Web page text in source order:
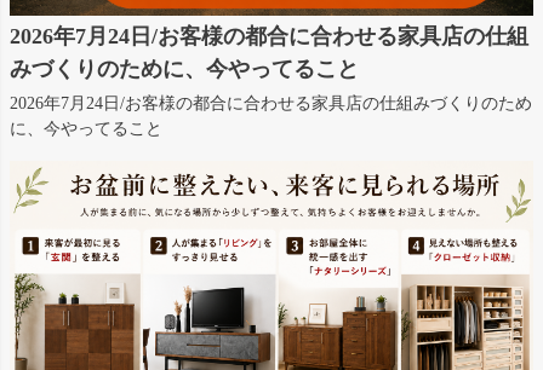
2026年7月24日/お客様の都合に合わせる家具店の仕組
みづくりのために、今やってること
2026年7月24日/お客様の都合に合わせる家具店の仕組みづくりのため
に、今やってること